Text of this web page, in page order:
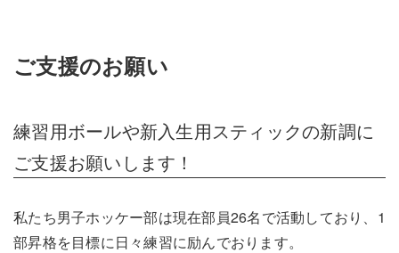
ご支援のお願い
練習用ボールや新入生用スティックの新調に
ご支援お願いします！
私たち男子ホッケー部は現在部員26名で活動しており、1
部昇格を目標に日々練習に励んでおります。